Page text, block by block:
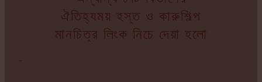
ঐতিহ্যময় হস্ত ও কারুশিল্প
মানচিত্র লিংক নিচে দেয়া হলো